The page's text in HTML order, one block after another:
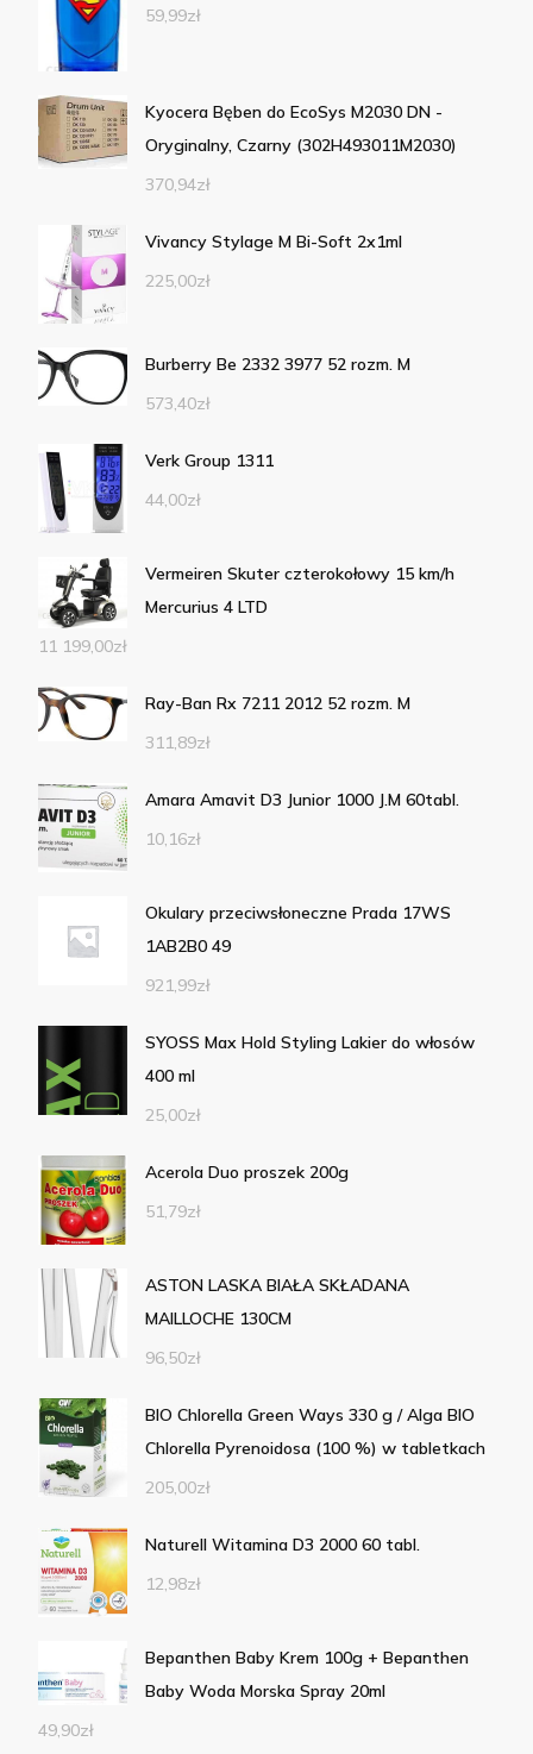
59,99zł
Kyocera Bęben do EcoSys M2030 DN -
Oryginalny, Czarny (302H493011M2030)
370,94zł
Vivancy Stylage M Bi-Soft 2x1ml
225,00zł
Burberry Be 2332 3977 52 rozm. M
573,40zł
Verk Group 1311
44,00zł
Vermeiren Skuter czterokołowy 15 km/h
Mercurius 4 LTD
11 199,00zł
Ray-Ban Rx 7211 2012 52 rozm. M
311,89zł
Amara Amavit D3 Junior 1000 J.M 60tabl.
10,16zł
Okulary przeciwsłoneczne Prada 17WS
1AB2B0 49
921,99zł
SYOSS Max Hold Styling Lakier do włosów
400 ml
25,00zł
Acerola Duo proszek 200g
51,79zł
ASTON LASKA BIAŁA SKŁADANA
MAILLOCHE 130CM
96,50zł
BIO Chlorella Green Ways 330 g / Alga BIO
Chlorella Pyrenoidosa (100 %) w tabletkach
205,00zł
Naturell Witamina D3 2000 60 tabl.
12,98zł
Bepanthen Baby Krem 100g + Bepanthen
Baby Woda Morska Spray 20ml
49,90zł